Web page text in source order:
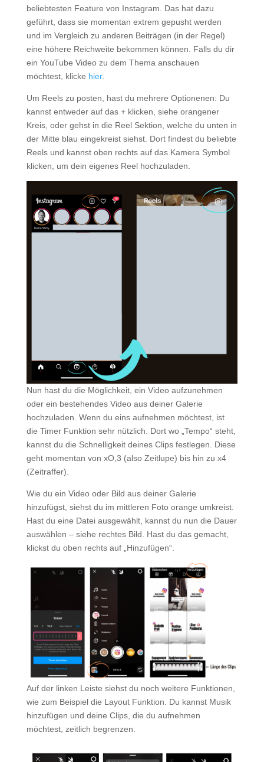
beliebtesten Feature von Instagram. Das hat dazu
geführt, dass sie momentan extrem gepusht werden
und im Vergleich zu anderen Beiträgen (in der Regel)
eine höhere Reichweite bekommen können. Falls du dir
ein YouTube Video zu dem Thema anschauen
möchtest, klicke hier.
Um Reels zu posten, hast du mehrere Optionenen: Du
kannst entweder auf das + klicken, siehe orangener
Kreis, oder gehst in die Reel Sektion, welche du unten in
der Mitte blau eingekreist siehst. Dort findest du beliebte
Reels und kannst oben rechts auf das Kamera Symbol
klicken, um dein eigenes Reel hochzuladen.
Nun hast du die Möglichkeit, ein Video aufzunehmen
oder ein bestehendes Video aus deiner Galerie
hochzuladen. Wenn du eins aufnehmen möchtest, ist
die Timer Funktion sehr nützlich. Dort wo „Tempo“ steht,
kannst du die Schnelligkeit deines Clips festlegen. Diese
geht momentan von xO,3 (also Zeitlupe) bis hin zu x4
(Zeitraffer).
Wie du ein Video oder Bild aus deiner Galerie
hinzufügst, siehst du im mittleren Foto orange umkreist.
Hast du eine Datei ausgewählt, kannst du nun die Dauer
auswählen – siehe rechtes Bild. Hast du das gemacht,
klickst du oben rechts auf „Hinzufügen“.
Auf der linken Leiste siehst du noch weitere Funktionen,
wie zum Beispiel die Layout Funktion. Du kannst Musik
hinzufügen und deine Clips, die du aufnehmen
möchtest, zeitlich begrenzen.